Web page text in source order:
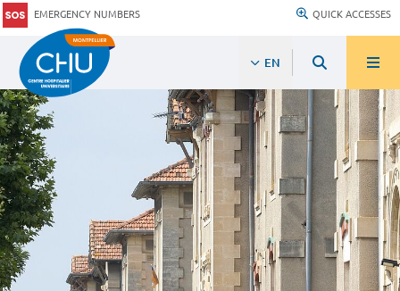
EMERGENCY NUMBERS QUICK ACCESSES
EN